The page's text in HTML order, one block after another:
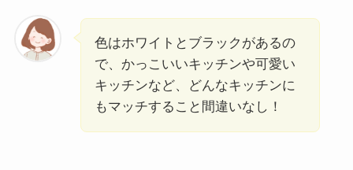
色はホワイトとブラックがあるの
で、かっこいいキッチンや可愛い
キッチンなど、どんなキッチンに
もマッチすること間違いなし！